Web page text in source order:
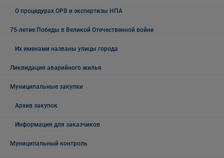
О процедурах ОРВ и экспертизы НПА
75-летие Победы в Великой Отечественной войне
Их именами названы улицы города
Ликвидация аварийного жилья
Муниципальные закупки
Архив закупок
Информация для заказчиков
Муниципальный контроль